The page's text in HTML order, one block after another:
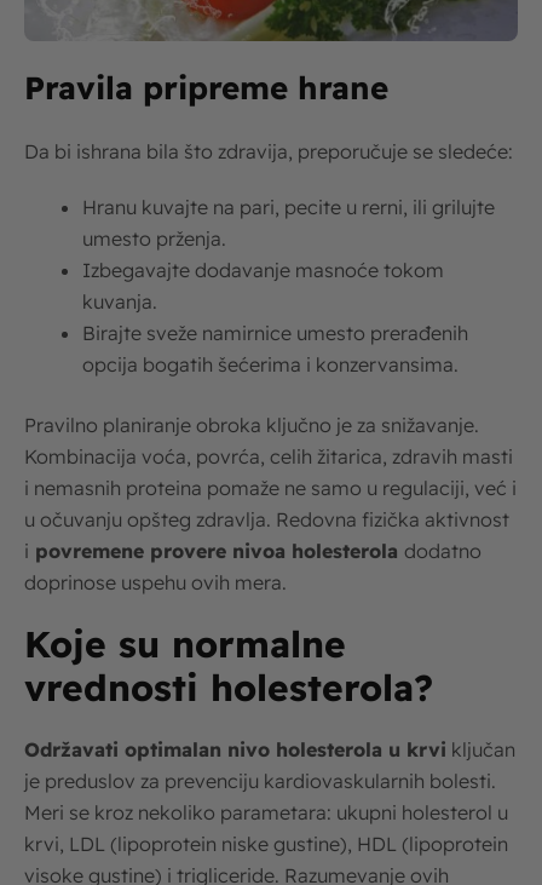
Pravila pripreme hrane
Da bi ishrana bila što zdravija, preporučuje se sledeće:
Hranu kuvajte na pari, pecite u rerni, ili grilujte
umesto prženja.
Izbegavajte dodavanje masnoće tokom
kuvanja.
Birajte sveže namirnice umesto prerađenih
opcija bogatih šećerima i konzervansima.
Pravilno planiranje obroka ključno je za snižavanje.
Kombinacija voća, povrća, celih žitarica, zdravih masti
i nemasnih proteina pomaže ne samo u regulaciji, već i
u očuvanju opšteg zdravlja. Redovna fizička aktivnost
i povremene provere nivoa holesterola dodatno
doprinose uspehu ovih mera.
Koje su normalne
vrednosti holesterola?
Održavati optimalan nivo holesterola u krvi ključan
je preduslov za prevenciju kardiovaskularnih bolesti.
Meri se kroz nekoliko parametara: ukupni holesterol u
krvi, LDL (lipoprotein niske gustine), HDL (lipoprotein
visoke gustine) i trigliceride. Razumevanje ovih